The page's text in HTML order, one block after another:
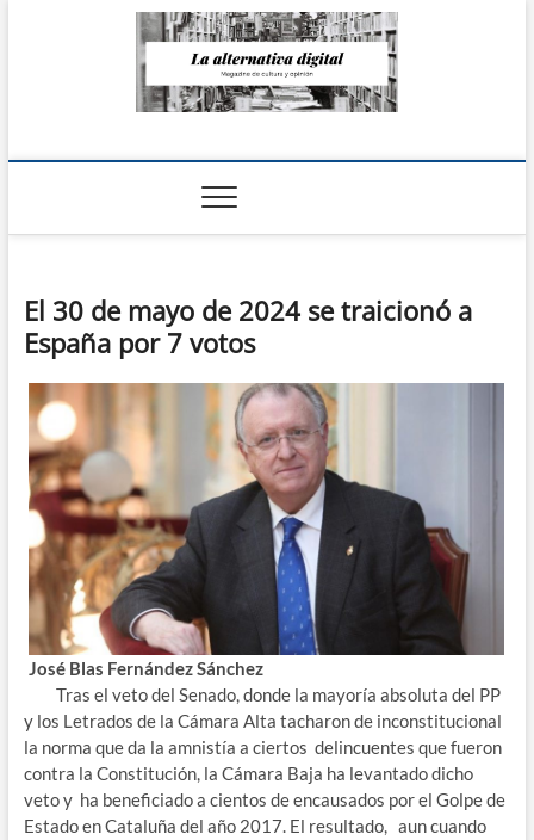
La Alternativa
El 30 de mayo de 2024 se traicionó a
España por 7 votos
José Blas Fernández Sánchez
Tras el veto del Senado, donde la mayoría absoluta del PP
y los Letrados de la Cámara Alta tacharon de inconstitucional
la norma que da la amnistía a ciertos delincuentes que fueron
contra la Constitución, la Cámara Baja ha levantado dicho
veto y ha beneficiado a cientos de encausados por el Golpe de
Estado en Cataluña del año 2017. El resultado, aun cuando